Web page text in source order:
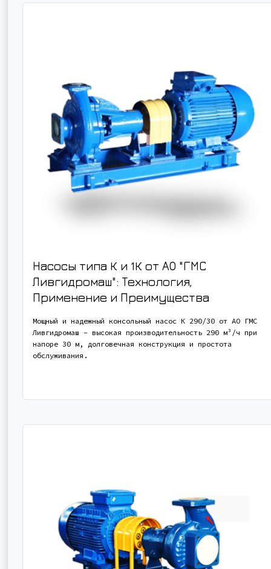
Насосы типа К и 1К от АО "ГМС
Ливгидромаш": Технология,
Применение и Преимущества
Мощный и надежный консольный насос К 290/30 от АО ГМС
Ливгидромаш - высокая производительность 290 м³/ч при
напоре 30 м, долговечная конструкция и простота
обслуживания.